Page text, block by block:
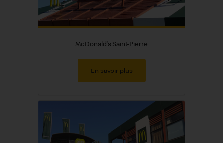
McDonald's Saint-Pierre
En savoir plus